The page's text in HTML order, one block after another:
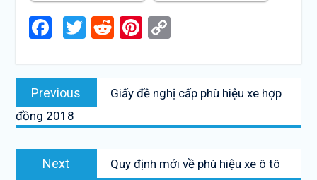
Facebook
Twitter
RedditPinterest
Copy
Điều
hướng
bài
viết
Previous
Previous
post:
Giấy đề nghị cấp phù hiệu xe hợp
đồng 2018
Next
Next
post:
Quy định mới về phù hiệu xe ô tô